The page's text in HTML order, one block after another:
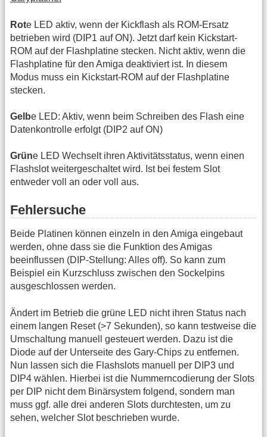
Rote LED aktiv, wenn der Kickflash als ROM-Ersatz
betrieben wird (DIP1 auf ON). Jetzt darf kein Kickstart-
ROM auf der Flashplatine stecken. Nicht aktiv, wenn die
Flashplatine für den Amiga deaktiviert ist. In diesem
Modus muss ein Kickstart-ROM auf der Flashplatine
stecken.
Gelbe LED: Aktiv, wenn beim Schreiben des Flash eine
Datenkontrolle erfolgt (DIP2 auf ON)
Grüne LED Wechselt ihren Aktivitätsstatus, wenn einen
Flashslot weitergeschaltet wird. Ist bei festem Slot
entweder voll an oder voll aus.
Fehlersuche
Beide Platinen können einzeln in den Amiga eingebaut
werden, ohne dass sie die Funktion des Amigas
beeinflussen (DIP-Stellung: Alles off). So kann zum
Beispiel ein Kurzschluss zwischen den Sockelpins
ausgeschlossen werden.
Ändert im Betrieb die grüne LED nicht ihren Status nach
einem langen Reset (>7 Sekunden), so kann testweise die
Umschaltung manuell gesteuert werden. Dazu ist die
Diode auf der Unterseite des Gary-Chips zu entfernen.
Nun lassen sich die Flashslots manuell per DIP3 und
DIP4 wählen. Hierbei ist die Nummerncodierung der Slots
per DIP nicht dem Binärsystem folgend, sondern man
muss ggf. alle drei anderen Slots durchtesten, um zu
sehen, welcher Slot beschrieben wurde.